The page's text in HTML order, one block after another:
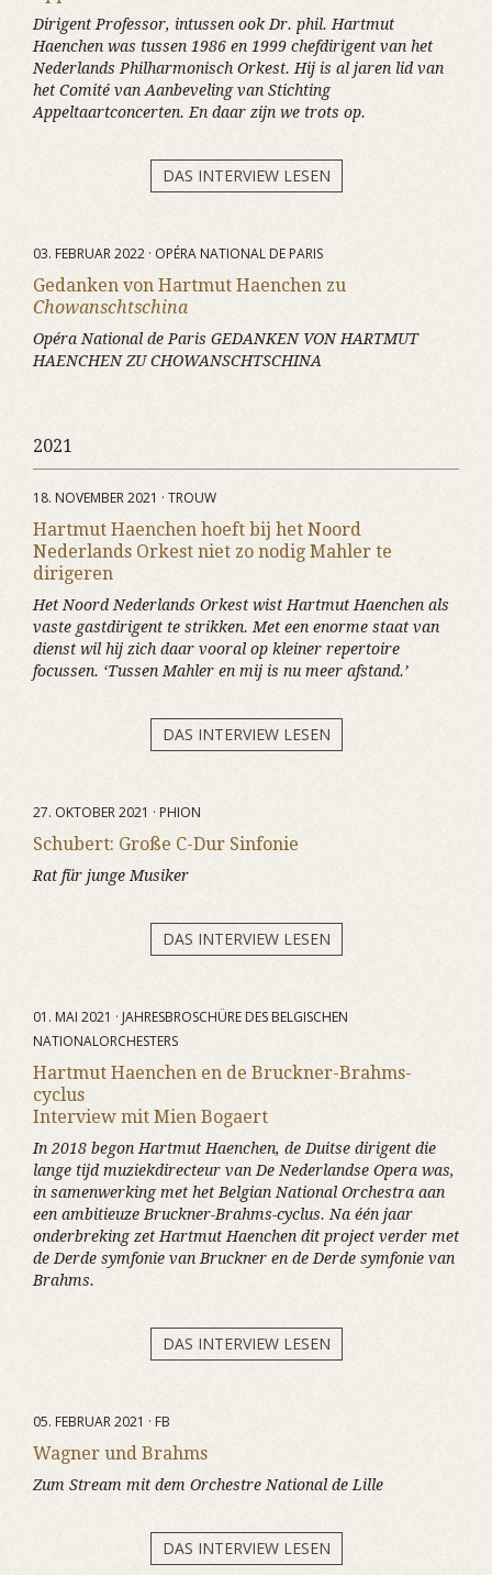
Dirigent Professor, intussen ook Dr. phil. Hartmut
Haenchen was tussen 1986 en 1999 chefdirigent van het
Nederlands Philharmonisch Orkest. Hij is al jaren lid van
het Comité van Aanbeveling van Stichting
Appeltaartconcerten. En daar zijn we trots op.
DAS INTERVIEW LESEN
03. FEBRUAR 2022 · OPÉRA NATIONAL DE PARIS
Gedanken von Hartmut Haenchen zu
Chowanschtschina
Opéra National de Paris GEDANKEN VON HARTMUT
HAENCHEN ZU CHOWANSCHTSCHINA
2021
18. NOVEMBER 2021 · TROUW
Hartmut Haenchen hoeft bij het Noord
Nederlands Orkest niet zo nodig Mahler te
dirigeren
Het Noord Nederlands Orkest wist Hartmut Haenchen als
vaste gastdirigent te strikken. Met een enorme staat van
dienst wil hij zich daar vooral op kleiner repertoire
focussen. ‘Tussen Mahler en mij is nu meer afstand.’
DAS INTERVIEW LESEN
27. OKTOBER 2021 · PHION
Schubert: Große C-Dur Sinfonie
Rat für junge Musiker
DAS INTERVIEW LESEN
01. MAI 2021 · JAHRESBROSCHÜRE DES BELGISCHEN
NATIONALORCHESTERS
Hartmut Haenchen en de Bruckner-Brahms-
cyclus
Interview mit Mien Bogaert
In 2018 begon Hartmut Haenchen, de Duitse dirigent die
lange tijd muziekdirecteur van De Nederlandse Opera was,
in samenwerking met het Belgian National Orchestra aan
een ambitieuze Bruckner-Brahms-cyclus. Na één jaar
onderbreking zet Hartmut Haenchen dit project verder met
de Derde symfonie van Bruckner en de Derde symfonie van
Brahms.
DAS INTERVIEW LESEN
05. FEBRUAR 2021 · FB
Wagner und Brahms
Zum Stream mit dem Orchestre National de Lille
DAS INTERVIEW LESEN